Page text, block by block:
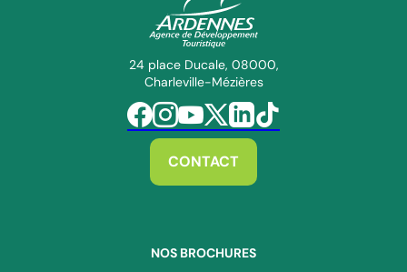
ADT des Ardennes Pro
24 place Ducale, 08000,
Charleville-Mézières
Suivez-nous sur Facebook
Suivez-nous sur Instagram
Suivez-nous sur Youtube
Suivez-nous sur Twitter
Suivez-nous sur Linkedin
Suivez-nous sur Tiktok
CONTACT
NOS BROCHURES